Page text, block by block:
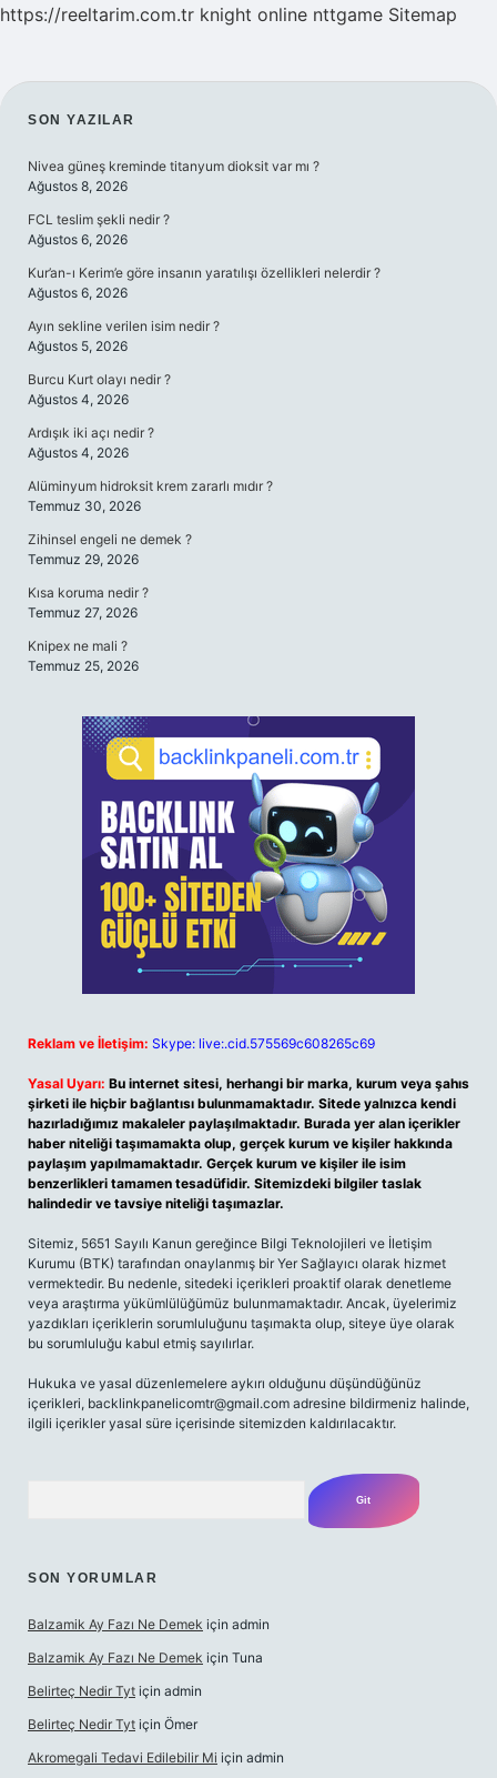
https://reeltarim.com.tr knight online nttgame Sitemap
SIDEBAR
SON YAZILAR
Nivea güneş kreminde titanyum dioksit var mı ?
Ağustos 8, 2026
FCL teslim şekli nedir ?
Ağustos 6, 2026
Kur’an-ı Kerim’e göre insanın yaratılışı özellikleri nelerdir ?
Ağustos 6, 2026
Ayın sekline verilen isim nedir ?
Ağustos 5, 2026
Burcu Kurt olayı nedir ?
Ağustos 4, 2026
Ardışık iki açı nedir ?
Ağustos 4, 2026
Alüminyum hidroksit krem zararlı mıdır ?
Temmuz 30, 2026
Zihinsel engeli ne demek ?
Temmuz 29, 2026
Kısa koruma nedir ?
Temmuz 27, 2026
Knipex ne mali ?
Temmuz 25, 2026
Reklam ve İletişim: Skype: live:.cid.575569c608265c69
Yasal Uyarı: Bu internet sitesi, herhangi bir marka, kurum veya şahıs
şirketi ile hiçbir bağlantısı bulunmamaktadır. Sitede yalnızca kendi
hazırladığımız makaleler paylaşılmaktadır. Burada yer alan içerikler
haber niteliği taşımamakta olup, gerçek kurum ve kişiler hakkında
paylaşım yapılmamaktadır. Gerçek kurum ve kişiler ile isim
benzerlikleri tamamen tesadüfidir. Sitemizdeki bilgiler taslak
halindedir ve tavsiye niteliği taşımazlar.
Sitemiz, 5651 Sayılı Kanun gereğince Bilgi Teknolojileri ve İletişim
Kurumu (BTK) tarafından onaylanmış bir Yer Sağlayıcı olarak hizmet
vermektedir. Bu nedenle, sitedeki içerikleri proaktif olarak denetleme
veya araştırma yükümlülüğümüz bulunmamaktadır. Ancak, üyelerimiz
yazdıkları içeriklerin sorumluluğunu taşımakta olup, siteye üye olarak
bu sorumluluğu kabul etmiş sayılırlar.
Hukuka ve yasal düzenlemelere aykırı olduğunu düşündüğünüz
içerikleri, backlinkpanelicomtr@gmail.com adresine bildirmeniz halinde,
ilgili içerikler yasal süre içerisinde sitemizden kaldırılacaktır.
SON YORUMLAR
Balzamik Ay Fazı Ne Demek için admin
Balzamik Ay Fazı Ne Demek için Tuna
Belirteç Nedir Tyt için admin
Belirteç Nedir Tyt için Ömer
Akromegali Tedavi Edilebilir Mi için admin